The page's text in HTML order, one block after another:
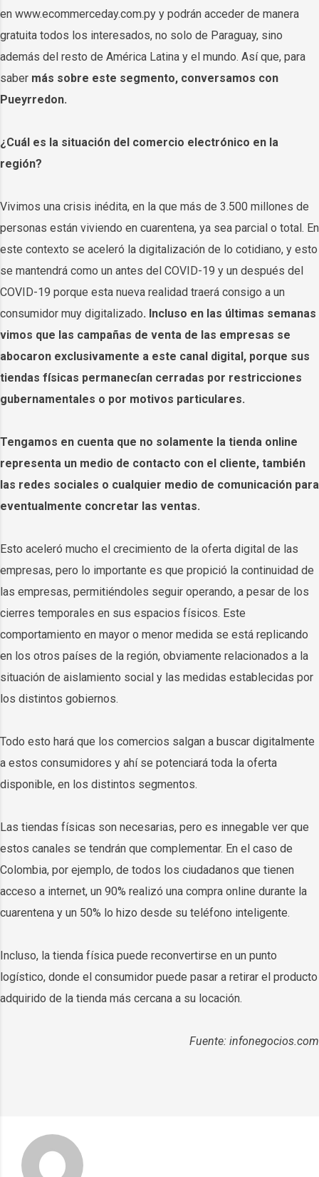
en www.ecommerceday.com.py y podrán acceder de manera
gratuita todos los interesados, no solo de Paraguay, sino
además del resto de América Latina y el mundo. Así que, para
saber más sobre este segmento, conversamos con
Pueyrredon.
¿Cuál es la situación del comercio electrónico en la
región?
Vivimos una crisis inédita, en la que más de 3.500 millones de
personas están viviendo en cuarentena, ya sea parcial o total. En
este contexto se aceleró la digitalización de lo cotidiano, y esto
se mantendrá como un antes del COVID-19 y un después del
COVID-19 porque esta nueva realidad traerá consigo a un
consumidor muy digitalizado. Incluso en las últimas semanas
vimos que las campañas de venta de las empresas se
abocaron exclusivamente a este canal digital, porque sus
tiendas físicas permanecían cerradas por restricciones
gubernamentales o por motivos particulares.
Tengamos en cuenta que no solamente la tienda online
representa un medio de contacto con el cliente, también
las redes sociales o cualquier medio de comunicación para
eventualmente concretar las ventas.
Esto aceleró mucho el crecimiento de la oferta digital de las
empresas, pero lo importante es que propició la continuidad de
las empresas, permitiéndoles seguir operando, a pesar de los
cierres temporales en sus espacios físicos. Este
comportamiento en mayor o menor medida se está replicando
en los otros países de la región, obviamente relacionados a la
situación de aislamiento social y las medidas establecidas por
los distintos gobiernos.
Todo esto hará que los comercios salgan a buscar digitalmente
a estos consumidores y ahí se potenciará toda la oferta
disponible, en los distintos segmentos.
Las tiendas físicas son necesarias, pero es innegable ver que
estos canales se tendrán que complementar. En el caso de
Colombia, por ejemplo, de todos los ciudadanos que tienen
acceso a internet, un 90% realizó una compra online durante la
cuarentena y un 50% lo hizo desde su teléfono inteligente.
Incluso, la tienda física puede reconvertirse en un punto
logístico, donde el consumidor puede pasar a retirar el producto
adquirido de la tienda más cercana a su locación.
Fuente: infonegocios.com